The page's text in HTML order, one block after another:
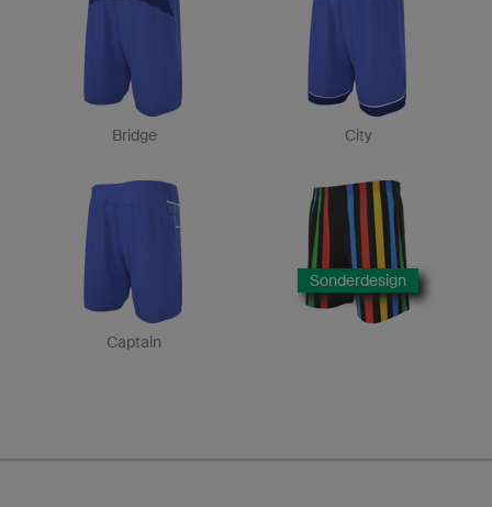
Bridge City
Captain
Sonderdesign